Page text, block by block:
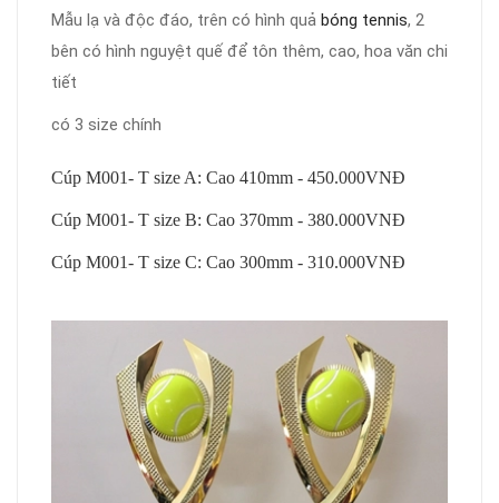
Mẫu lạ và độc đáo, trên có hình quả bóng tennis, 2
bên có hình nguyệt quế để tôn thêm, cao, hoa văn chi
tiết
có 3 size chính
Cúp M001- T size A: Cao 410mm - 450.000VNĐ
Cúp M001- T size B: Cao 370mm - 380.000VNĐ
Cúp M001- T size C: Cao 300mm - 310.000VNĐ